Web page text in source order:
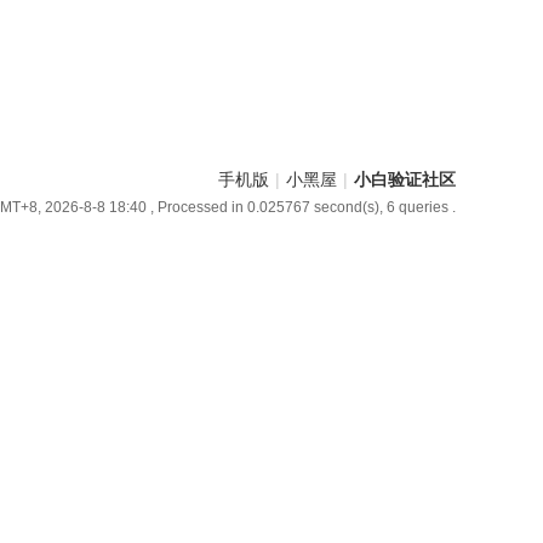
手机版 | 小黑屋 | 小白验证社区
2026-8-8 18:40 , Processed in 0.025767 second(s), 6 queries .